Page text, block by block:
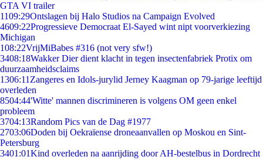
GTA VI trailer
1109:29Ontslagen bij Halo Studios na Campaign Evolved
4609:22Progressieve Democraat El-Sayed wint nipt voorverkiezing
Michigan
108:22VrijMiBabes #316 (not very sfw!)
3408:18Wakker Dier dient klacht in tegen insectenfabriek Protix om
duurzaamheidsclaims
1306:11 Zangeres en Idols-jurylid Jerney Kaagman op 79-jarige leeftijd
overleden
8504:44'Witte' mannen discrimineren is volgens OM geen enkel
probleem
3704:13Random Pics van de Dag #1977
2703:06Doden bij Oekraïense droneaanvallen op Moskou en Sint-
Petersburg
3401:01Kind overleden na aanrijding door AH-bestelbus in Dordrecht